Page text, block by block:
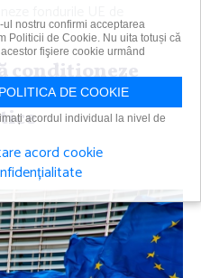
fondurile UE de
condiţioneze
nostru confirmi acceptarea
Politicii de Cookie. Nu uita totuși că
fişiere cookie urmând
DE COOKIE
acordul individual la nivel de
acord cookie